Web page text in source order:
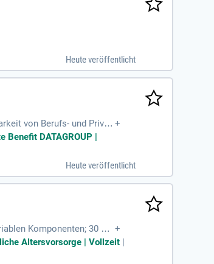
Heute veröffentlicht
von Berufs- und Privatl +
DATAGROUP |
Heute veröffentlicht
Komponenten; 30 Url +
Altersvorsorge | Vollzeit |